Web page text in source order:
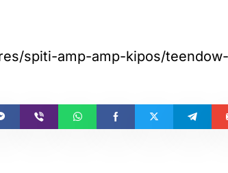
spiti-amp-amp-kipos/